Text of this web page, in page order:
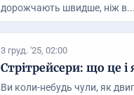
дорожчають швидше, ніж в...
3 груд. '25, 02:00
Стрітрейсери: що це
Ви коли-небудь чули, як